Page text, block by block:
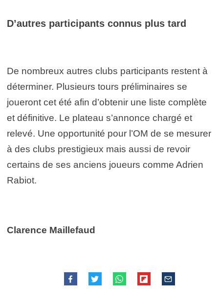
D’autres participants connus plus tard
De nombreux autres clubs participants restent à
déterminer. Plusieurs tours préliminaires se
joueront cet été afin d’obtenir une liste complète
et définitive. Le plateau s’annonce chargé et
relevé. Une opportunité pour l’OM de se mesurer
à des clubs prestigieux mais aussi de revoir
certains de ses anciens joueurs comme Adrien
Rabiot.
Clarence Maillefaud